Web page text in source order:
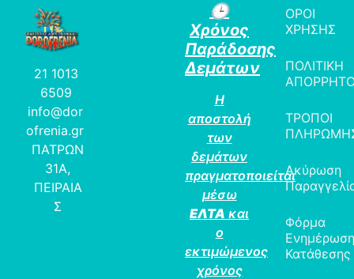
21 1013
6509
info@dor
ofrenia.gr
ΠΑΤΡΩΝ
31Α,
ΠΕΙΡΑΙΑ
Σ
🕒
Χρόνος
Παράδοσης
Δεμάτων
Η
αποστολή
των
δεμάτων
πραγματοποιείται
μέσω
ΕΛΤΑ και
ο
εκτιμώμενος
χρόνος
ΟΡΟΙ
ΧΡΗΣΗΣ
ΠΟΛΙΤΙΚΗ
ΤΡΟΠΟΙ
Ακύρωση
Φόρμα
Κατάθεσης